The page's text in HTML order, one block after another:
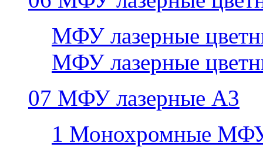
МФУ лазерные
МФУ лазерные
07 МФУ лазерные А3
1 Монохромные